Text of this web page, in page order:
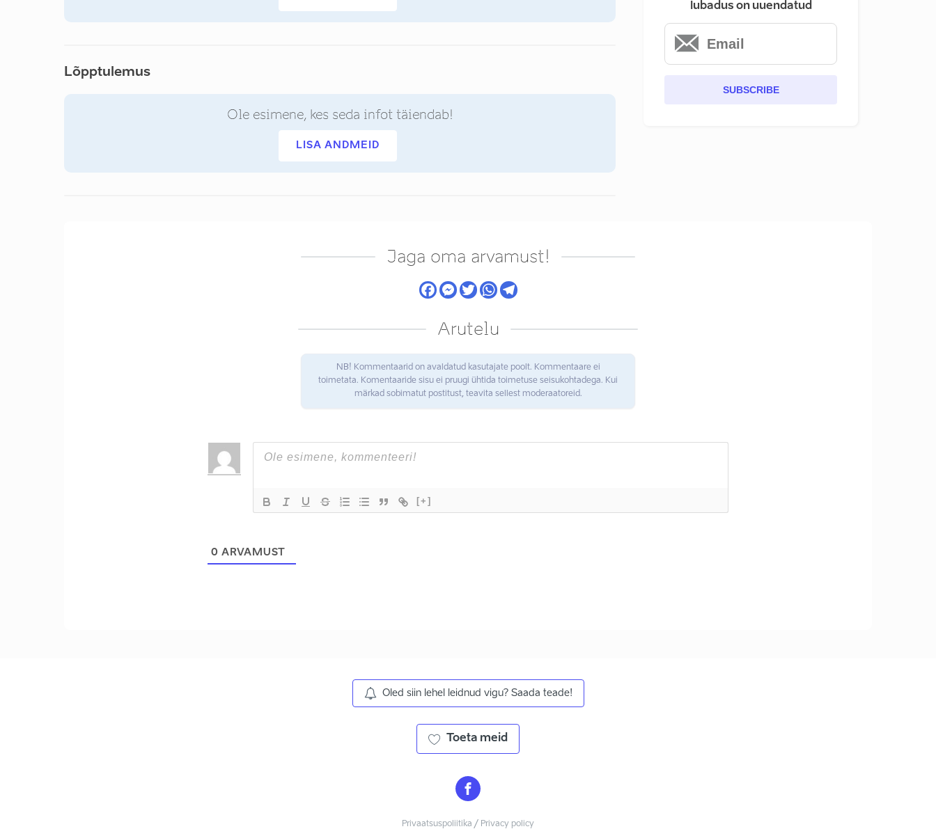
Lõpptulemus
Ole esimene, kes seda infot täiendab!
LISA ANDMEID
lubadus on uuendatud
SUBSCRIBE
Jaga oma arvamust!
Arutelu
NB! Kommentaarid on avaldatud kasutajate poolt. Kommentaare ei
toimetata. Komentaaride sisu ei pruugi ühtida toimetuse seisukohtadega. Kui
märkad sobimatut postitust, teavita sellest moderaatoreid.
[+]
0 ARVAMUST
Oled siin lehel leidnud vigu? Saada teade!
Toeta meid
Privaatsuspoliitika / Privacy policy